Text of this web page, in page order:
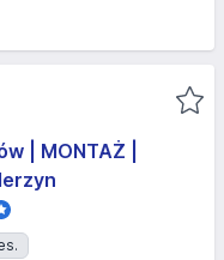
| MONTAŻ |